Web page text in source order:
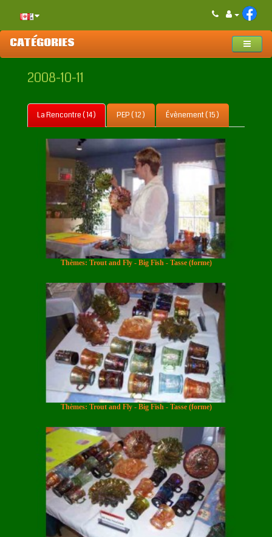
CATÉGORIES
2008-10-11
La Rencontre ( 14 ) PEP ( 12 ) Évènement ( 15 )
Thèmes: Trout and Fly - Big Fish - Tasse (forme)
Thèmes: Trout and Fly - Big Fish - Tasse (forme)